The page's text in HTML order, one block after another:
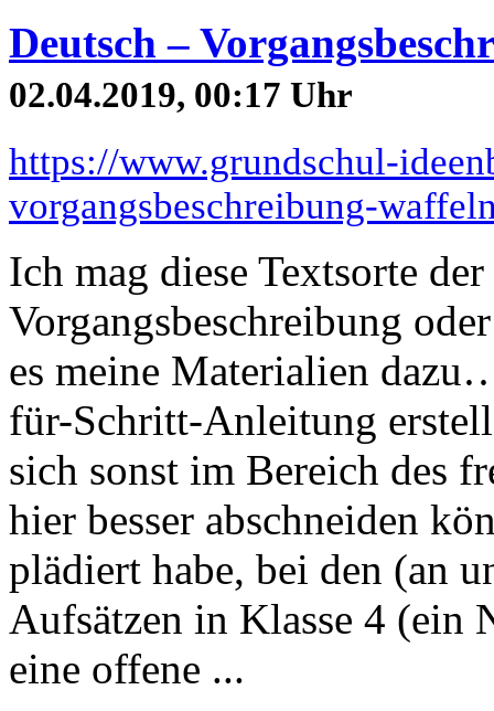
Deutsch –
02.04.2019, 00:17 Uhr
https://www.grundschul-
vorgangsbeschreibung-
Ich mag diese Textsorte
Vorgangsbeschreibung
es meine Materialien
für-Schritt-Anleitung
sich sonst im Bereich des
hier besser abschneiden
plädiert habe, bei den (an
Aufsätzen in Klasse 4 (ein
eine offene ...